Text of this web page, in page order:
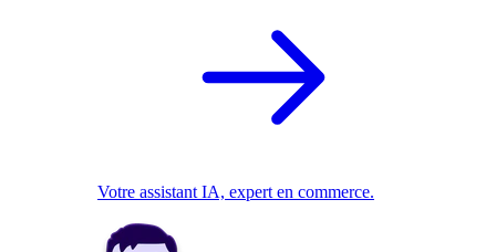
Votre assistant IA, expert en commerce.